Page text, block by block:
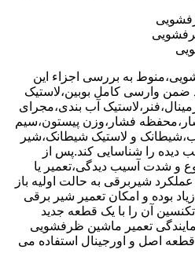
به بررسی اجزاء این
ضمن وارسی کامل بوبین،لاستیک
آب بندی،مجرای
فشار،وزن پیستون،سیم
و لاستیک شیطانک،شیر
دیده را شناسایی کند.پس از
و شدت آسیب دیدگی،تعمیر یا
شیربرقی به حالت اولیه باز
بوده و امکان تعمیر شیر برقی
آن را با یک قطعه جدید
تعمیر ماشین ظرفشویی
اصل و اورجینال استفاده می